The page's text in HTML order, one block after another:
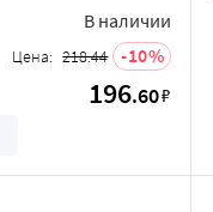
В наличии
Цена: 218.44 10
196.60₽